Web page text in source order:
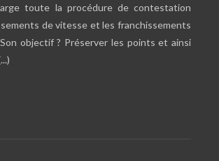
toute la procédure de contestation
de vitesse et les franchissements
objectif ? Préserver les points et ainsi